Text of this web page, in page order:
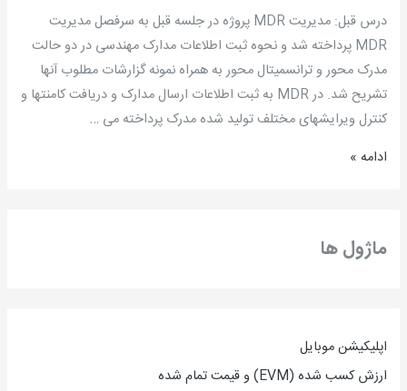
ماژول ها
اپلیکیشن موبایل
ارزش کسب شده (EVM) و قیمت تمام شده
درس قبل: مدیریت MDR پروژه در جلسه قبل به سرفصل مدیریت
MDR پرداخته شد و نحوه ثبت اطلاعات مدارک مهندسی در دو حالت
مدرک محور و ترانسمیتال محور به همراه نمونه گزارشات مطلوب آنها
تشریح شد. در MDR به ثبت اطلاعات ارسال مدارک و دریافت کامنتها و
کنترل ویرایشهای مختلف تولید شده مدرک پرداخته می …
یازدهم:
مدیریت
کیفیت
مدارک
پروژه
مسعود
ادامه »